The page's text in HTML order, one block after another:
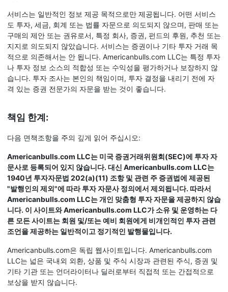
서비스는 일반적인 정보 제공 목적으로만 제공됩니다. 어떤 서비스
도 투자, 세금, 회계 또는 법률 자문으로 의도되지 않으며, 판매 또는
구매의 제안 또는 권유로서, 특정 회사, 증권, 펀드의 후원, 추천 또는
지지로 의도되지 않았습니다. 서비스는 증권이나 기타 투자 거래 목
적으로 의존해서는 안 됩니다. Americanbulls.com LLC는 특정 투자
나 투자 정보 소스의 적합성 또는 수익성을 평가하거나 보장하지 않
습니다. 투자 조사는 본인의 책임이며, 투자 결정을 내리기 전에 자
격 있는 증권 전문가의 자문을 받는 것이 좋습니다.
책임 한계:
다음 면책조항을 주의 깊게 읽어 주십시오:
Americanbulls.com LLC는 미국 증권거래위원회(SEC)에 투자 자
문사로 등록되어 있지 않습니다. 대신 Americanbulls.com LLC는
1940년 투자자문법 202(a)(11) 조항 및 관련 주 증권법에 제공된
"발행인의 제외"에 따라 투자 자문사 정의에서 제외됩니다. 따라서
Americanbulls.com LLC는 개인 맞춤형 투자 자문을 제공하지 않습
니다. 이 사이트와 Americanbulls.com LLC가 소유 및 운영하는 다
른 모든 사이트는 회원 및/또는 예비 회원에게 비개인적인 투자 관련
조언을 제공하는 일반적이고 정기적인 발행물입니다.
Americanbulls.com은 독립 웹사이트입니다. Americanbulls.com
LLC는 넓은 국내외 외환, 상품 및 주식 시장과 관련된 주식, 증권 및
기타 기관 또는 언더라이터나 딜러로부터 직접적 또는 간접적으로
보상을 받지 않습니다.